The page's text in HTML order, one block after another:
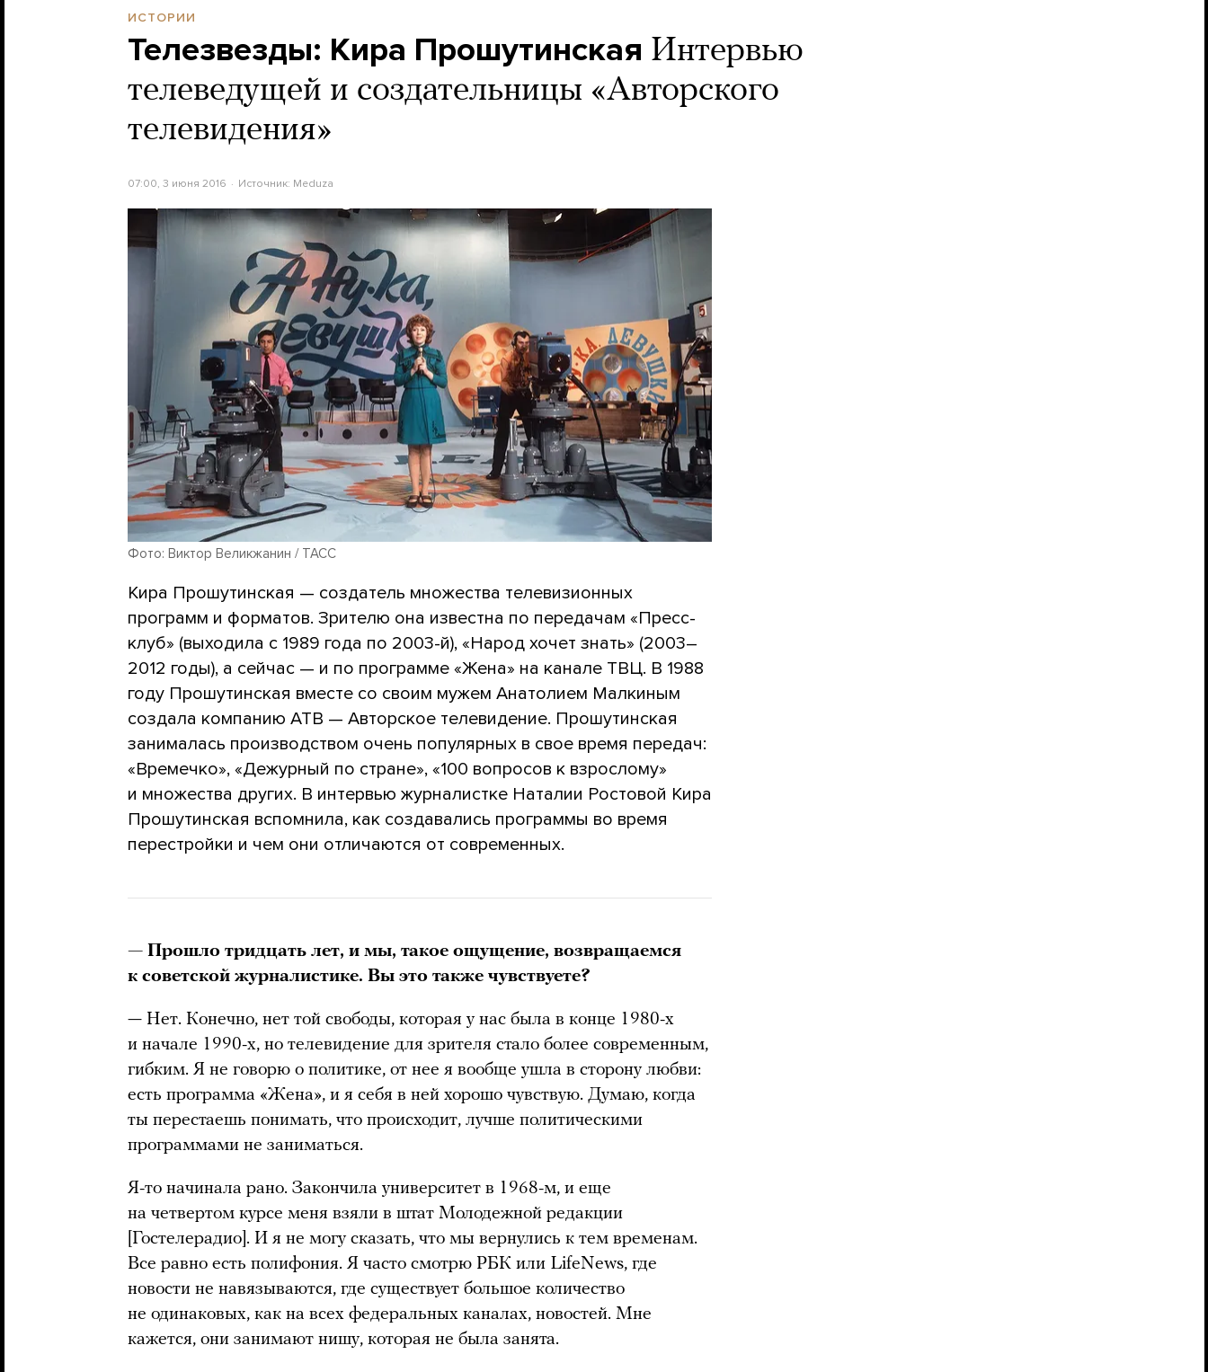
ИСТОРИИ
Телезвезды: Кира Прошутинская Интервью
телеведущей и создательницы «Авторского
телевидения»
07:00, 3 июня 2016 Источник: Meduza
Фото: Виктор Великжанин / ТАСС
Кира Прошутинская — создатель множества телевизионных
программ и форматов. Зрителю она известна по передачам «Пресс-
клуб» (выходила с 1989 года по 2003-й), «Народ хочет знать» (2003–
2012 годы), а сейчас — и по программе «Жена» на канале ТВЦ. В 1988
году Прошутинская вместе со своим мужем Анатолием Малкиным
создала компанию АТВ — Авторское телевидение. Прошутинская
занималась производством очень популярных в свое время передач:
«Времечко», «Дежурный по стране», «100 вопросов к взрослому»
и множества других. В интервью журналистке Наталии Ростовой Кира
Прошутинская вспомнила, как создавались программы во время
перестройки и чем они отличаются от современных.
— Прошло тридцать лет, и мы, такое ощущение, возвращаемся
к советской журналистике. Вы это также чувствуете?
— Нет. Конечно, нет той свободы, которая у нас была в конце 1980-х
и начале 1990-х, но телевидение для зрителя стало более современным,
гибким. Я не говорю о политике, от нее я вообще ушла в сторону любви:
есть программа «Жена», и я себя в ней хорошо чувствую. Думаю, когда
ты перестаешь понимать, что происходит, лучше политическими
программами не заниматься.
Я-то начинала рано. Закончила университет в 1968-м, и еще
на четвертом курсе меня взяли в штат Молодежной редакции
[Гостелерадио]. И я не могу сказать, что мы вернулись к тем временам.
Все равно есть полифония. Я часто смотрю РБК или LifeNews, где
новости не навязываются, где существует большое количество
не одинаковых, как на всех федеральных каналах, новостей. Мне
кажется, они занимают нишу, которая не была занята.